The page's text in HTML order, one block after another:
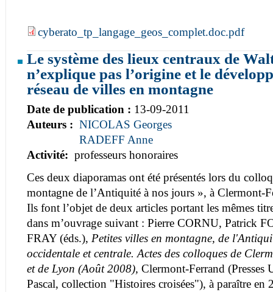
cyberato_tp_langage_geos_complet.doc.pdf
Le système des lieux centraux de
n’explique pas l’origine et le
réseau de villes en montagne
Date de publication : 13-09-2011
Auteurs : NICOLAS Georges
RADEFF Anne
Activité: professeurs honoraires
Ces deux diaporamas ont été présentés lors du
montagne de l’Antiquité à nos jours », à Clermont-
Ils font l’objet de deux articles portant les mêmes
dans m’ouvrage suivant : Pierre CORNU, Patrick
FRAY (éds.), Petites villes en montagne, de
occidentale et centrale. Actes des colloques de
et de Lyon (Août 2008), Clermont-Ferrand (Presses
Pascal, collection "Histoires croisées"), à paraître en